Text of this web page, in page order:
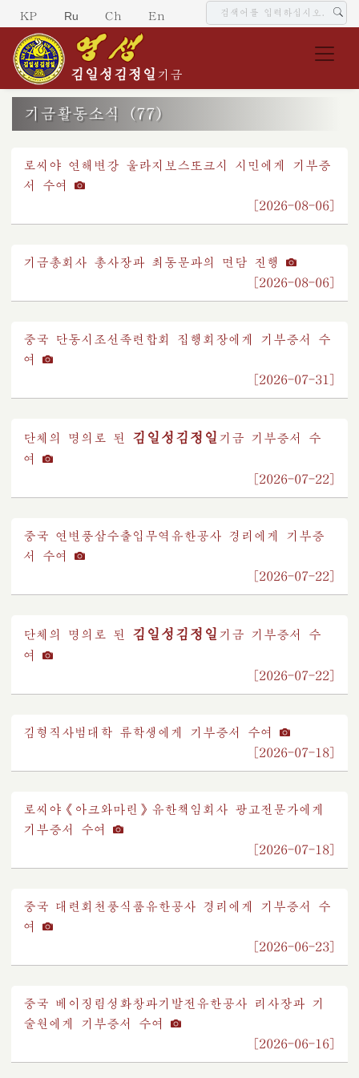
KP Ru Ch En
김일성 김정일 기금
기금활동소식 (77)
로씨야 연해변강 울라지보스또크시 시민에게 기부증
서 수여
[2026-08-06]
기금총회사 총사장과 최동문과의 면담 진행
[2026-08-06]
중국 단동시조선족련합회 집행회장에게 기부증서 수
여
[2026-07-31]
단체의 명의로 된 김일성 김정일 기금 기부증서 수
여
[2026-07-22]
중국 연변풍삼수출입무역유한공사 경리에게 기부증
서 수여
[2026-07-22]
단체의 명의로 된 김일성 김정일 기금 기부증서 수
여
[2026-07-22]
김형직사범대학 류학생에게 기부증서 수여
[2026-07-18]
로씨야《아크와마린》유한책임회사 광고전문가에게
기부증서 수여
[2026-07-18]
중국 대련회천풍식품유한공사 경리에게 기부증서 수
여
[2026-06-23]
중국 베이징림성화창과기발전유한공사 리사장과 기
술원에게 기부증서 수여
[2026-06-16]